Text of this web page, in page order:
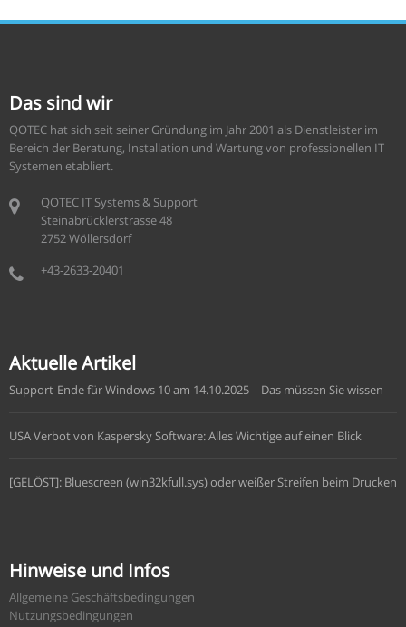
Das sind wir
QOTEC hat sich seit seiner Gründung im Jahr 2001 als Dienstleister im
Bereich der Beratung, Installation und Wartung von professionellen IT
Systemen etabliert.
QOTEC IT Systems & Support
Steinabrücklerstrasse 48
2752 Wöllersdorf
+43-2633-20401
Aktuelle Artikel
Support-Ende für Windows 10 am 14.10.2025 – Das müssen Sie wissen
USA Verbot von Kaspersky Software: Alles Wichtige auf einen Blick
[GELÖST]: Bluescreen (win32kfull.sys) oder weißer Streifen beim Drucken
Hinweise und Infos
Allgemeine Geschäftsbedingungen
Nutzungsbedingungen